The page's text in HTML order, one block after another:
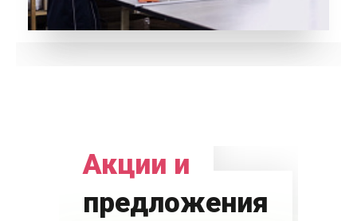
Акции и
предложения